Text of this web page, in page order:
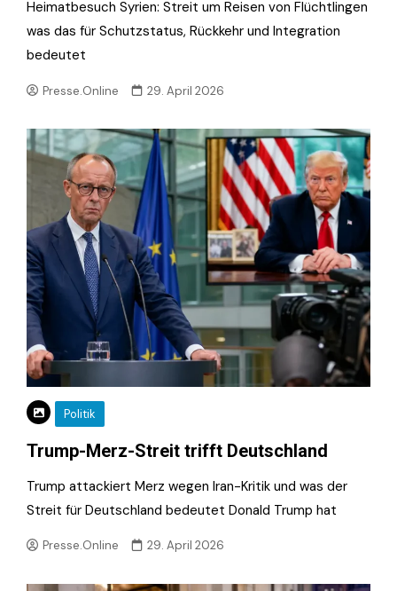
Heimatbesuch Syrien: Streit um Reisen von Flüchtlingen
was das für Schutzstatus, Rückkehr und Integration
bedeutet
Presse.Online 29. April 2026
Politik
Trump-Merz-Streit trifft Deutschland
Trump attackiert Merz wegen Iran-Kritik und was der
Streit für Deutschland bedeutet Donald Trump hat
Presse.Online 29. April 2026